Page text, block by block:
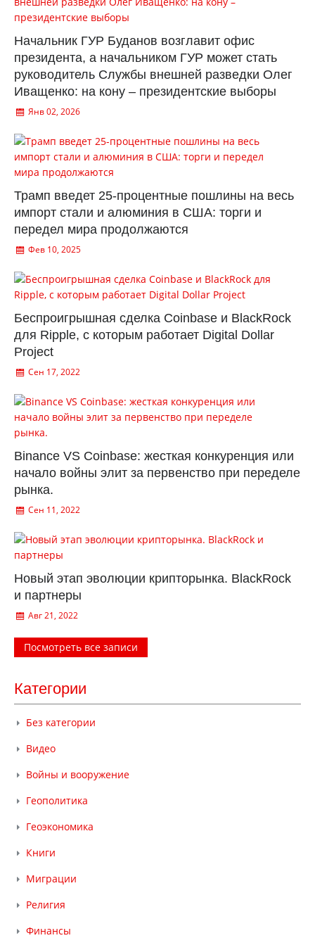
Начальник ГУР Буданов возглавит офис
президента, а начальником ГУР может стать
руководитель Службы внешней разведки Олег
Иващенко: на кону – президентские выборы
Янв 02, 2026
Трамп введет 25-процентные пошлины на весь
импорт стали и алюминия в США: торги и
передел мира продолжаются
Фев 10, 2025
Беспроигрышная сделка Coinbase и BlackRock
для Ripple, с которым работает Digital Dollar
Project
Сен 17, 2022
Binance VS Coinbase: жесткая конкуренция или
начало войны элит за первенство при переделе
рынка.
Сен 11, 2022
Новый этап эволюции крипторынка. BlackRock
и партнеры
Авг 21, 2022
Посмотреть все записи
Категории
Без категории
Видео
Войны и вооружение
Геополитика
Геоэкономика
Книги
Миграции
Религия
Финансы